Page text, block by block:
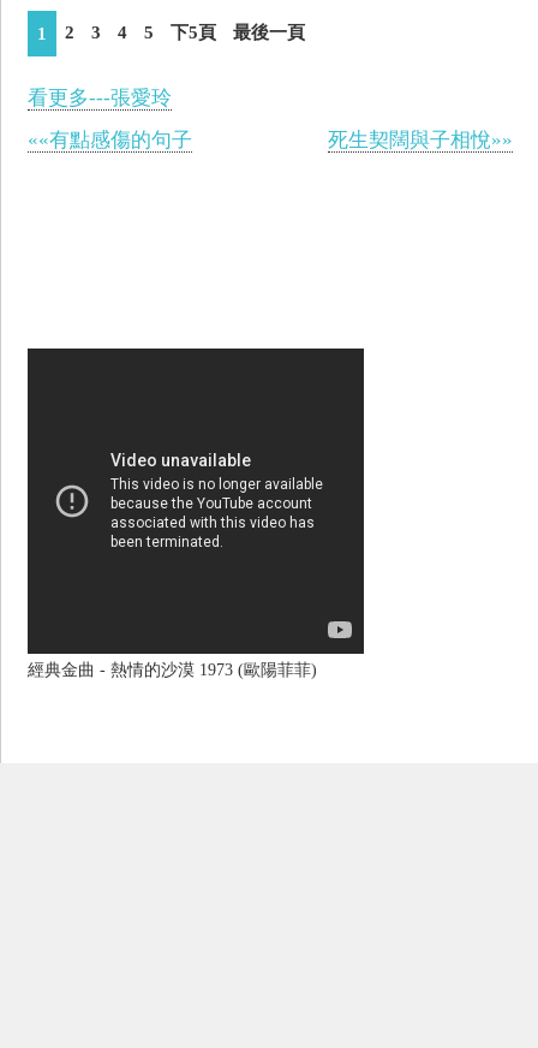
1 2 3 4 5 下5頁 最後一頁
看更多---張愛玲
««有點感傷的句子
死生契闊與子相悅»»
經典金曲 - 熱情的沙漠 1973 (歐陽菲菲)